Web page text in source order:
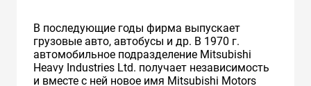
В последующие годы фирма выпускает
грузовые авто, автобусы и др. В 1970 г.
автомобильное подразделение Mitsubishi
Heavy Industries Ltd. получает независимость
и вместе с ней новое имя Mitsubishi Motors